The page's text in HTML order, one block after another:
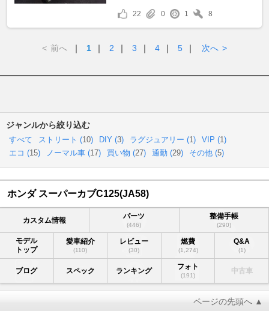
22 0 1 8
< 前へ ｜ 1 ｜ 2 ｜ 3 ｜ 4 ｜ 5 ｜ 次へ >
ジャンルから絞り込む
すべて ストリート (10) DIY (3) ラグジュアリー (1) VIP (1)
エコ (15) ノーマル車 (17) 買い物 (27) 通勤 (29) その他 (5)
ホンダ スーパーカブC125(JA58)
カスタム情報 パーツ
(446)
整備手帳
(290)
モデル
トップ
愛車紹介
(110)
レビュー
(30)
燃費
(1,274)
Q&A
(1)
ブログ スペック ランキング フォト
(191)
中古車
ページの先頭へ ▲